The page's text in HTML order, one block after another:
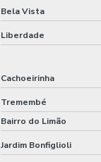
Bela Vista
Liberdade
Cachoeirinha
Tremembé
Bairro do Limão
Jardim Bonfiglioli